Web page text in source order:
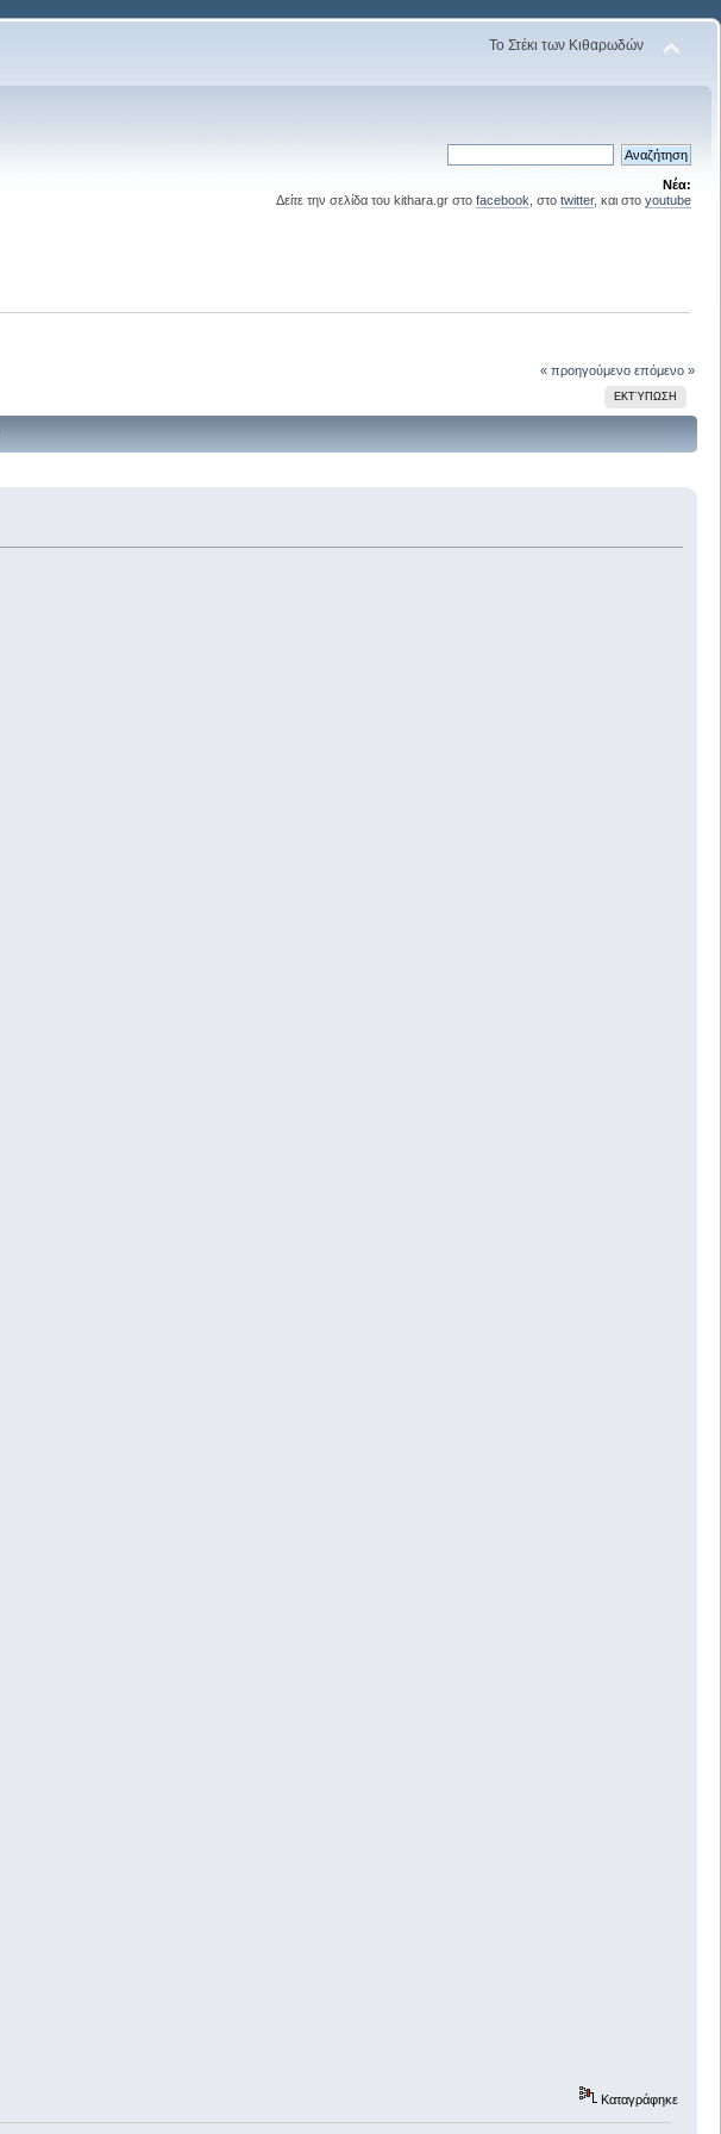
Το Στέκι των Κιθαρωδών
Νέα:
Δείτε την σελίδα του kithara.gr στο facebook , στο twitter, και στο youtube
« προηγούμενο επόμενο »
ΕΚΤΎΠΩΣΗ
Καταγράφηκε